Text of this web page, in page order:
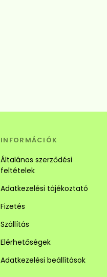
INFORMÁCIÓK
Általános szerződési
feltételek
Adatkezelési tájékoztató
Fizetés
Szállítás
Elérhetőségek
Adatkezelési beállítások